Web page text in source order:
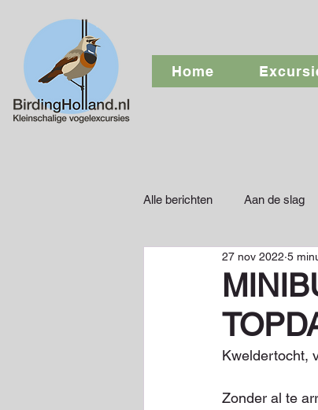
Home
Alle berichten Aan de slag
27 nov 2022 5
Kweldertocht,
Zonder al te